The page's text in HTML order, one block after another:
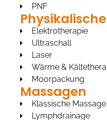
PNF
Elektrotherapie
Ultraschall
Laser
Wärme &
Moorpackung
Massagen
Klassische Massage
Lymphdrainage